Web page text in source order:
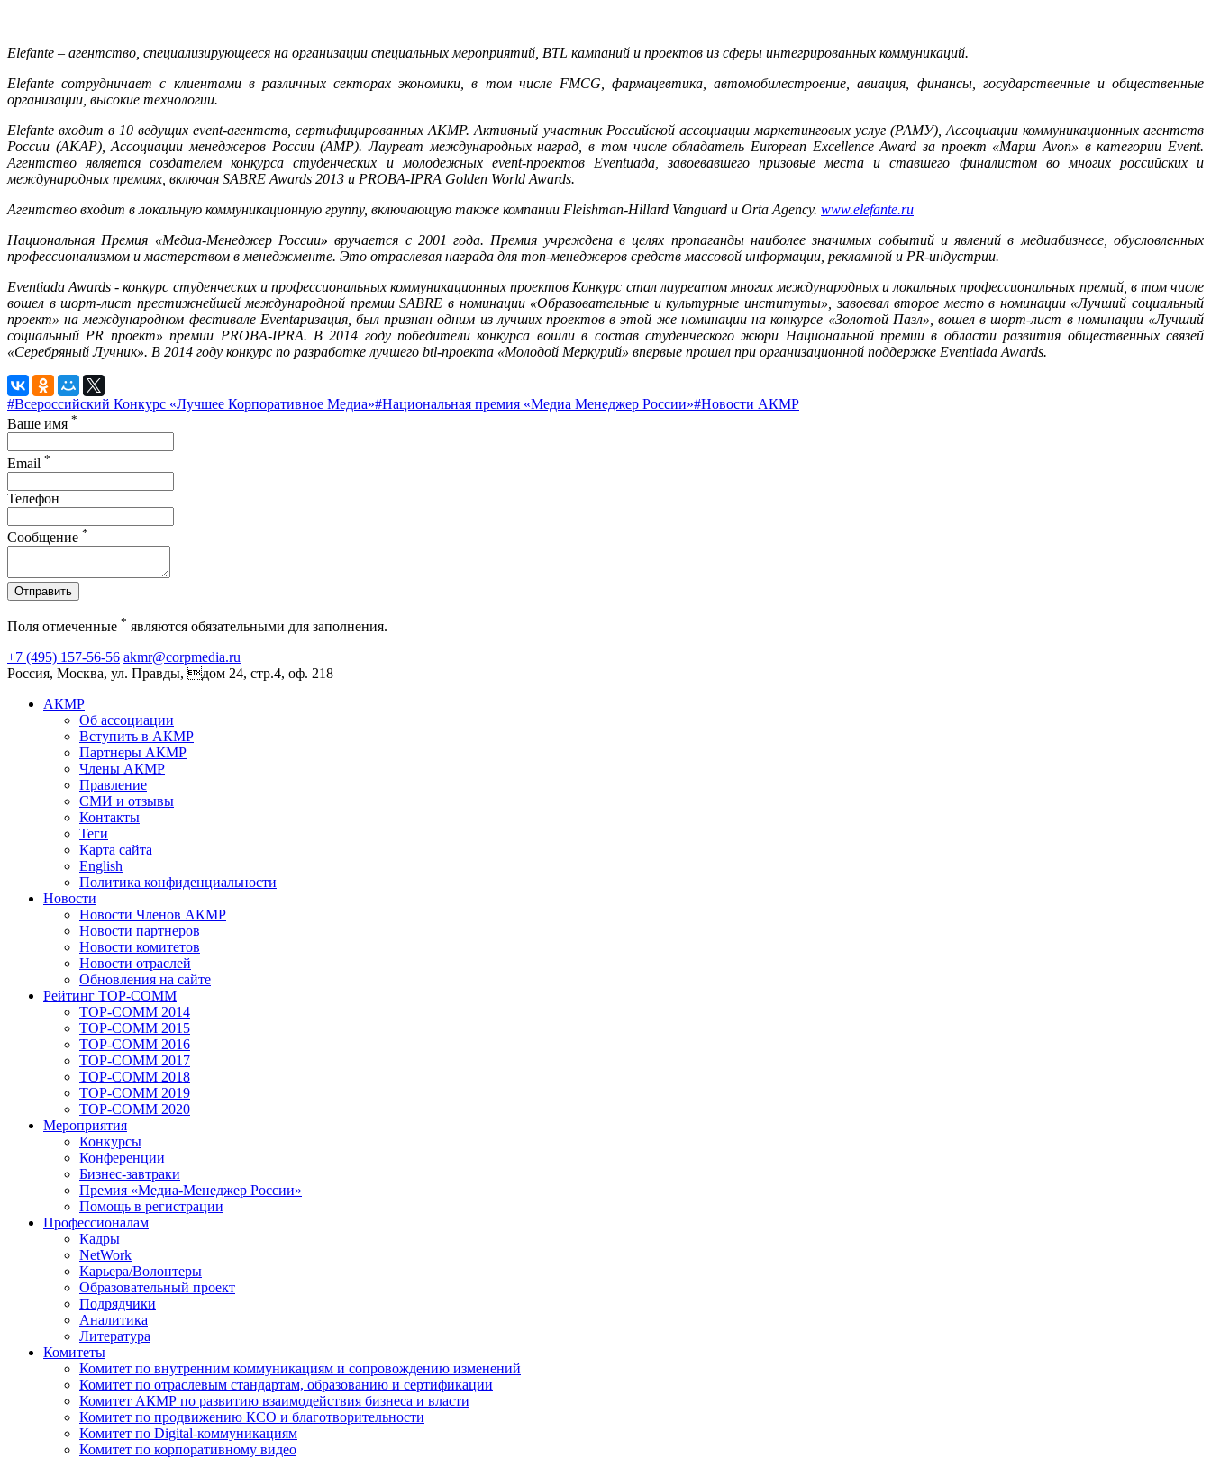
Elefante – агентство, специализирующееся на организации специальных мероприятий, BTL кампаний и проектов из сферы интегрированных коммуникаций.
Elefante сотрудничает с клиентами в различных секторах экономики, в том числе FMCG, фармацевтика, автомобилестроение, авиация, финансы, государственные и общественные
организации, высокие технологии.
Elefante входит в 10 ведущих event-агентств, сертифицированных АКМР. Активный участник Российской ассоциации маркетинговых услуг (РАМУ), Ассоциации коммуникационных агентств
России (АКАР), Ассоциации менеджеров России (АМР). Лауреат международных наград, в том числе обладатель European Excellence Award за проект «Марш Avon» в категории Event.
Агентство является создателем конкурса студенческих и молодежных event-проектов Eventиада, завоевавшего призовые места и ставшего финалистом во многих российских и
международных премиях, включая SABRE Awards 2013 и PROBA-IPRA Golden World Awards.
Агентство входит в локальную коммуникационную группу, включающую также компании Fleishman-Hillard Vanguard и Orta Agency. www.elefante.ru
Национальная Премия «Медиа-Менеджер России» вручается с 2001 года. Премия учреждена в целях пропаганды наиболее значимых событий и явлений в медиабизнесе, обусловленных
профессионализмом и мастерством в менеджменте. Это отраслевая награда для топ-менеджеров средств массовой информации, рекламной и PR-индустрии.
Eventiada Awards - конкурс студенческих и профессиональных коммуникационных проектов Конкурс стал лауреатом многих международных и локальных профессиональных премий, в том числе
вошел в шорт-лист престижнейшей международной премии SABRE в номинации «Образовательные и культурные институты», завоевал второе место в номинации «Лучший социальный
проект» на международном фестивале Eventаризация, был признан одним из лучших проектов в этой же номинации на конкурсе «Золотой Пазл», вошел в шорт-лист в номинации «Лучший
социальный PR проект» премии PROBA-IPRA. В 2014 году победители конкурса вошли в состав студенческого жюри Национальной премии в области развития общественных связей
«Серебряный Лучник». В 2014 году конкурс по разработке лучшего btl-проекта «Молодой Меркурий» впервые прошел при организационной поддержке Eventiada Awards.
#Всероссийский Конкурс «Лучшее Корпоративное Медиа»#Национальная премия «Медиа Менеджер России»#Новости АКМР
Ваше имя *
Email *
Телефон
Сообщение *
Отправить
Поля отмеченные * являются обязательными для заполнения.
+7 (495) 157-56-56 akmr@corpmedia.ru
Россия, Москва, ул. Правды, дом 24, стр.4, оф. 218
АКМР
Об ассоциации
Вступить в АКМР
Партнеры АКМР
Члены АКМР
Правление
СМИ и отзывы
Контакты
Теги
Карта сайта
English
Политика конфиденциальности
Новости
Новости Членов АКМР
Новости партнеров
Новости комитетов
Новости отраслей
Обновления на сайте
Рейтинг TOP-COMM
TOP-COMM 2014
TOP-COMM 2015
TOP-COMM 2016
TOP-COMM 2017
TOP-COMM 2018
TOP-COMM 2019
TOP-COMM 2020
Мероприятия
Конкурсы
Конференции
Бизнес-завтраки
Премия «Медиа-Менеджер России»
Помощь в регистрации
Профессионалам
Кадры
NetWork
Карьера/Волонтеры
Образовательный проект
Подрядчики
Аналитика
Литература
Комитеты
Комитет по внутренним коммуникациям и сопровождению изменений
Комитет по отраслевым стандартам, образованию и сертификации
Комитет АКМР по развитию взаимодействия бизнеса и власти
Комитет по продвижению КСО и благотворительности
Комитет по Digital-коммуникациям
Комитет по корпоративному видео